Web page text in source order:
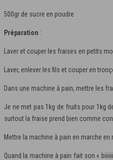
500gr de sucre en poudre
Préparation :
Laver et couper les fraises en petits
Laver, enlever les fils et couper en
Dans une machine à pain, mettre les
Je ne met pas 1kg de fruits pour 1kg
surtout la fraise prend bien comme
Mettre la machine à pain en marche en
Quand la machine à pain fait son «